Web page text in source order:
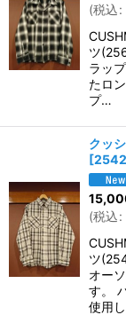
(税込:
ツ
ラッ
たロ
プ…
クッ
[
(税込:
ツ
オー
す。
使用